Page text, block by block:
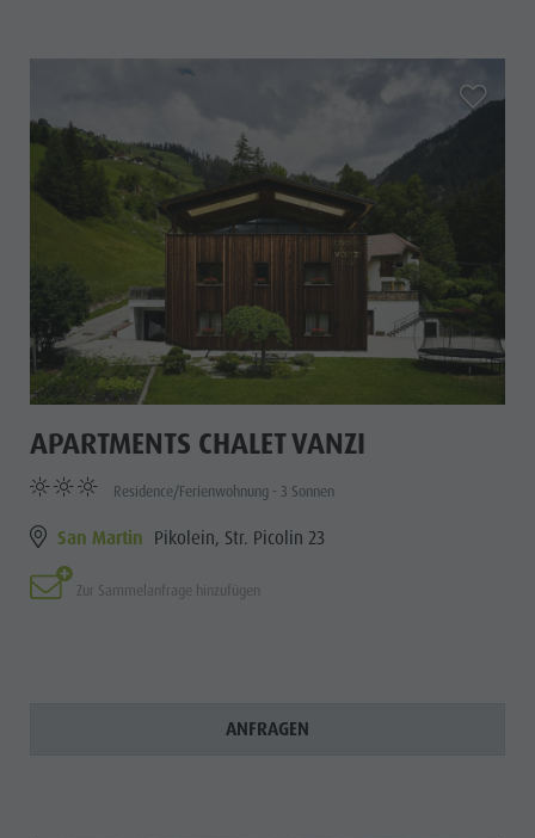
APARTMENTS CHALET VANZI
Residence/Ferienwohnung - 3 Sonnen
San Martin Pikolein, Str. Picolin 23
Zur Sammelanfrage hinzufügen
ANFRAGEN